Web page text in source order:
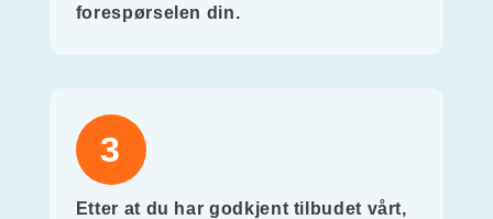
forespørselen din.
3
Etter at du har godkjent tilbudet vårt,